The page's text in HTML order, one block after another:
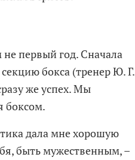
первый год. Сначала
бокса (тренер Ю. Г.
же успех. Мы
боксом.
дала мне хорошую
быть мужественным, –